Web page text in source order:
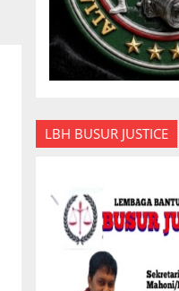
LBH BUSUR JUSTICE